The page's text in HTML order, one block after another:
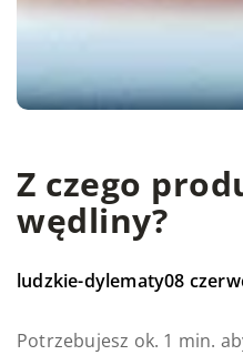
Z czego
wędliny?
ludzkie-dylematy08
Potrzebujesz ok. 1 min.